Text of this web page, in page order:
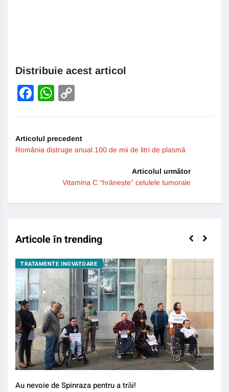
Distribuie acest articol
Facebook
WhatsApp
Articolul precedent
România distruge anual 100 de mii de litri de plasmă
Articolul următor
Vitamina C “hrănește” celulele tumorale
Articole în trending
TRATAMENTE INOVATOARE
Au nevoie de Spinraza pentru a trăi!